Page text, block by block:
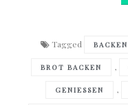
Tagged BACKEN
BROT BACKEN ,
GENIESSEN ,